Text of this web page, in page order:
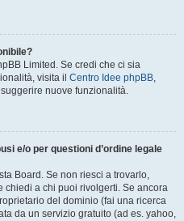
Limited. Se credi che ci sia
visita il Centro Idee phpBB,
nuove funzionalità.
e/o per questioni d’ordine legale
Board. Se non riesci a trovarlo,
chiedi a chi puoi rivolgerti. Se ancora
del dominio (fai una ricerca
da un servizio gratuito (ad es. yahoo,